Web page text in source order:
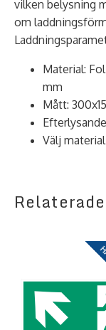
vilken belysning
om
Material:
mm
Mått:
Välj